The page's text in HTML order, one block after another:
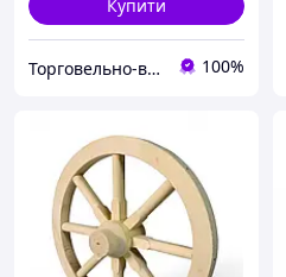
Купити
Торговельно-виробнича компанія "ДОМЗА" 100%